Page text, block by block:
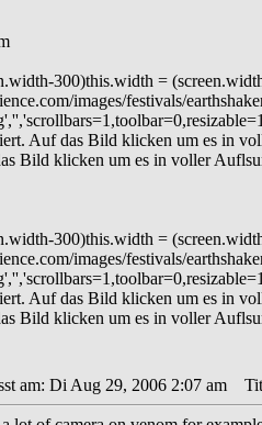
300)this.width =
images/festivals/
Auf das Bild klicken um es in
Bild klicken um es in voller
300)this.width =
images/festivals/
Auf das Bild klicken um es in
Bild klicken um es in voller
am: Di Aug 29, 2006 2:07 am